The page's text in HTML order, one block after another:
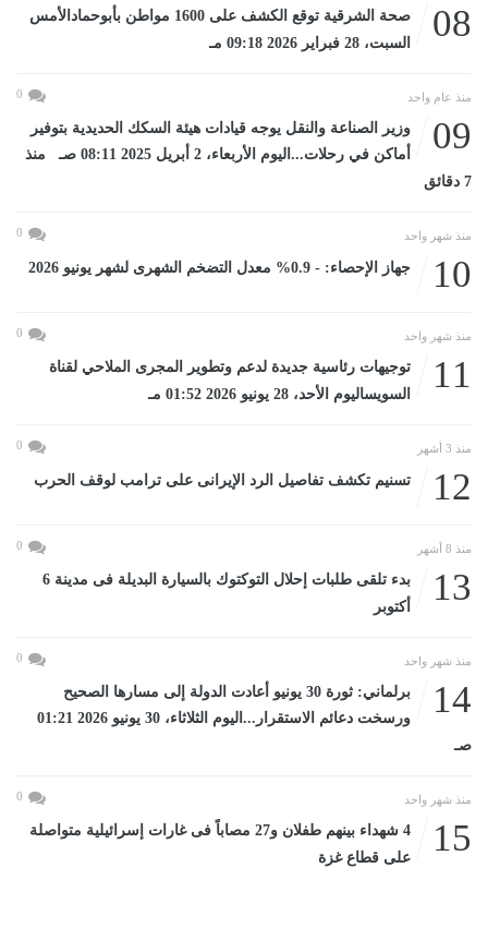
08
صحة الشرقية توقع الكشف على 1600 مواطن بأبوحمادالأمس
السبت، 28 فبراير 2026 09:18 مـ
منذ عام واحد 0
09
وزير الصناعة والنقل يوجه قيادات هيئة السكك الحديدية بتوفير
أماكن في رحلات...اليوم الأربعاء، 2 أبريل 2025 08:11 صـ منذ
7 دقائق
منذ شهر واحد 0
10 جهاز الإحصاء: - 0.9% معدل التضخم الشهرى لشهر يونيو 2026
منذ شهر واحد 0
11
توجيهات رئاسية جديدة لدعم وتطوير المجرى الملاحي لقناة
السويساليوم الأحد، 28 يونيو 2026 01:52 مـ
منذ 3 أشهر 0
12 تسنيم تكشف تفاصيل الرد الإيرانى على ترامب لوقف الحرب
منذ 8 أشهر 0
13
بدء تلقى طلبات إحلال التوكتوك بالسيارة البديلة فى مدينة 6
أكتوبر
منذ شهر واحد 0
14
برلماني: ثورة 30 يونيو أعادت الدولة إلى مسارها الصحيح
ورسخت دعائم الاستقرار...اليوم الثلاثاء، 30 يونيو 2026 01:21
صـ
منذ شهر واحد 0
15
4 شهداء بينهم طفلان و27 مصاباً فى غارات إسرائيلية متواصلة
على قطاع غزة